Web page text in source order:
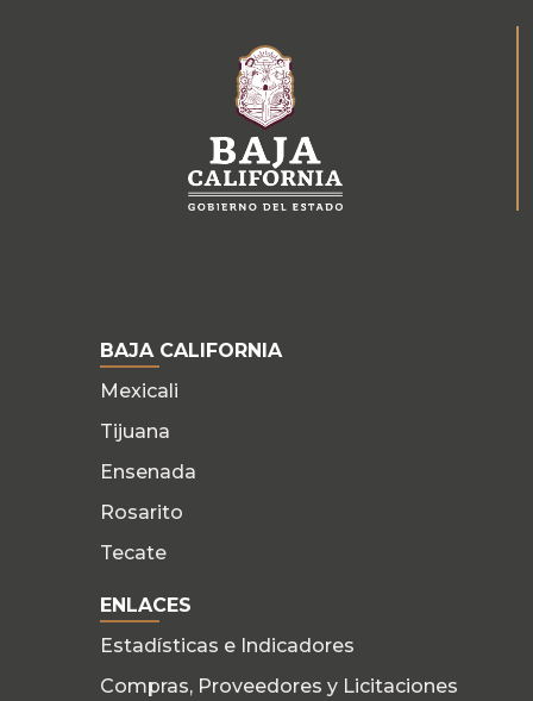
BAJA CALIFORNIA
Mexicali
Tijuana
Ensenada
Rosarito
Tecate
ENLACES
Estadísticas e Indicadores
Compras, Proveedores y Licitaciones